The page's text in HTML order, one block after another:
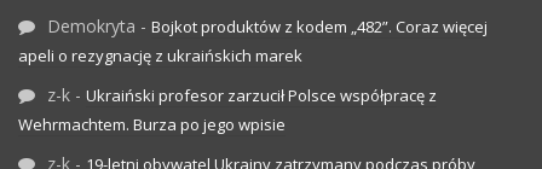
Demokryta - Bojkot produktów z kodem „482”. Coraz więcej
apeli o rezygnację z ukraińskich marek
z-k - Ukraiński profesor zarzucił Polsce współpracę z
Wehrmachtem. Burza po jego wpisie
z-k - 19-letni obywatel Ukrainy zatrzymany podczas próby